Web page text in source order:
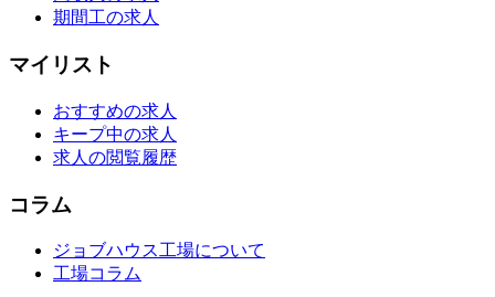
期間工の求人
マイリスト
おすすめの求人
キープ中の求人
求人の閲覧履歴
コラム
ジョブハウス工場について
工場コラム